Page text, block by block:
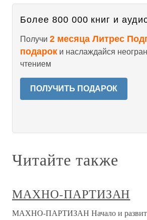
Более 800 000 книг и
Получи 2 месяца Литрес
подарок и наслаждайся
чтением
ПОЛУЧИТЬ ПОДАРОК
Читайте также
МАХНО-ПАРТИЗАН
МАХНО-ПАРТИЗАН Начало и